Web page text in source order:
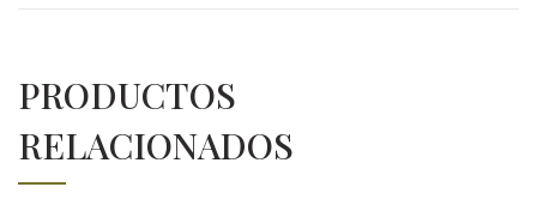
PRODUCTOS
RELACIONADOS